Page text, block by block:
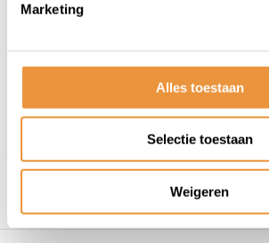
Marketing
Alles toestaan
Selectie toestaan
Weigeren
Op voorraad